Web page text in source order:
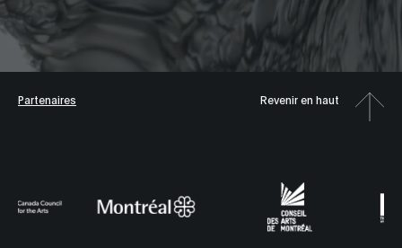
Partenaires Revenir en haut